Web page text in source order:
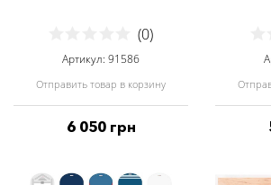
(0)
Артикул: 91586
Отправить товар в корзину
6 050 грн